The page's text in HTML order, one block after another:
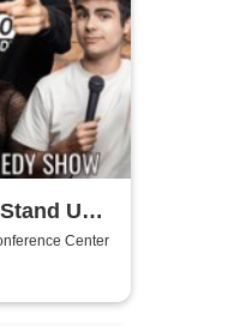
Up
Center